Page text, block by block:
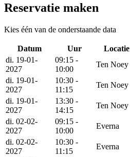
Reservatie maken
Kies één van de onderstaande data
Datum Uur Locatie
di. 19-01-
2027
09:15 -
10:00
Ten Noey
di. 19-01-
2027
10:30 -
11:15
Ten Noey
di. 19-01-
2027
13:30 -
14:15
Ten Noey
di. 02-02-
2027
09:15 -
10:00
Everna
di. 02-02-
2027
10:30 -
11:15
Everna